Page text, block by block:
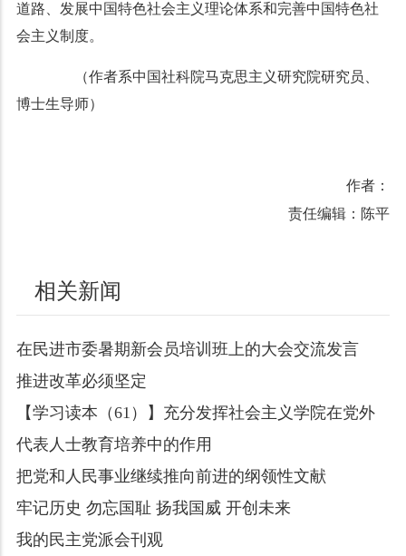
道路、发展中国特色社会主义理论体系和完善中国特色社
会主义制度。
（作者系中国社科院马克思主义研究院研究员、
博士生导师）
作者：
责任编辑：陈平
相关新闻
在民进市委暑期新会员培训班上的大会交流发言
推进改革必须坚定
【学习读本（61）】充分发挥社会主义学院在党外
代表人士教育培养中的作用
把党和人民事业继续推向前进的纲领性文献
牢记历史 勿忘国耻 扬我国威 开创未来
我的民主党派会刊观